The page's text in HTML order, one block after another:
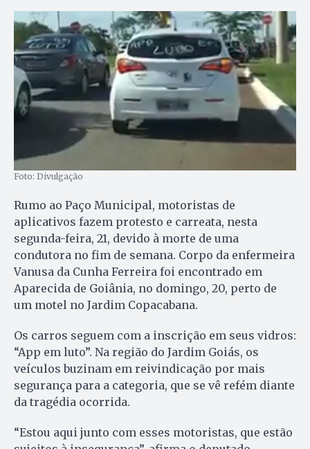
Foto: Divulgação
Rumo ao Paço Municipal, motoristas de
aplicativos fazem protesto e carreata, nesta
segunda-feira, 21, devido à morte de uma
condutora no fim de semana. Corpo da enfermeira
Vanusa da Cunha Ferreira foi encontrado em
Aparecida de Goiânia, no domingo, 20, perto de
um motel no Jardim Copacabana.
Os carros seguem com a inscrição em seus vidros:
“App em luto”. Na região do Jardim Goiás, os
veículos buzinam em reivindicação por mais
segurança para a categoria, que se vê refém diante
da tragédia ocorrida.
“Estou aqui junto com esses motoristas, que estão